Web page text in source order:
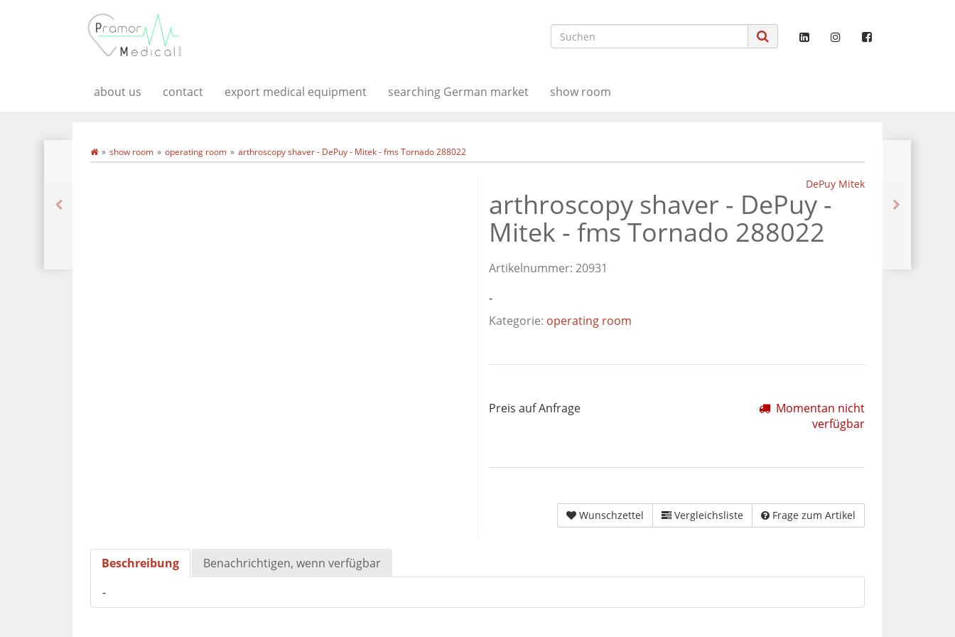
about us contact export medical equipment searching German market show room
show room operating room arthroscopy shaver - DePuy - Mitek - fms Tornado 288022
DePuy Mitek
arthroscopy shaver - DePuy -
Mitek - fms Tornado 288022
Artikelnummer: 20931
-
Kategorie: operating room
Preis auf Anfrage
Momentan nicht
verfügbar
Wunschzettel Vergleichsliste Frage zum Artikel
Beschreibung
Benachrichtigen, wenn verfügbar
-